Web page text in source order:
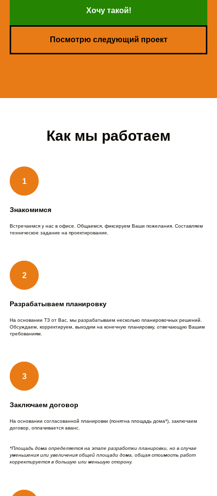
Хочу такой!
Посмотрю следующий проект
Как мы работаем
Знакомимся
Встречаемся у нас в офисе. Общаемся, фиксируем Ваши пожелания. Составляем
техническое задание на проектирование.
Разрабатываем планировку
На основании ТЗ от Вас, мы разрабатываем несколько планировочных решений.
Обсуждаем, корректируем, выходим на конечную планировку, отвечающую Вашим
требованиям.
Заключаем договор
На основании согласованной планировки (понятна площадь дома*), заключаем
договор, оплачивается аванс.
*Площадь дома определяется на этапе разработки планировки, но в случае
уменьшения или увеличения общей площади дома, общая стоимость работ
корректируется в большую или меньшую сторону.